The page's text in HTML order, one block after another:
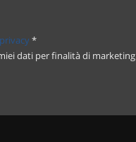
*
dati per finalità di marketing